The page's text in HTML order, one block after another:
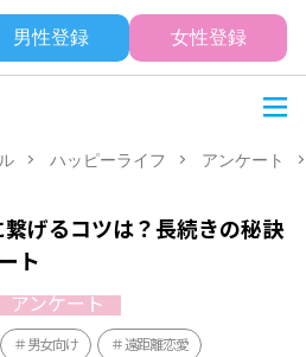
男性登録 女性登録
ハッピーライフ アンケート
げるコツは？長続きの秘訣
ト
アンケート
男女向け 遠距離恋愛